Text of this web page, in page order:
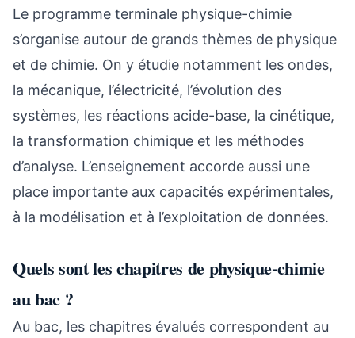
Le programme terminale physique-chimie
s’organise autour de grands thèmes de physique
et de chimie. On y étudie notamment les ondes,
la mécanique, l’électricité, l’évolution des
systèmes, les réactions acide-base, la cinétique,
la transformation chimique et les méthodes
d’analyse. L’enseignement accorde aussi une
place importante aux capacités expérimentales,
à la modélisation et à l’exploitation de données.
Quels sont les chapitres de physique-chimie
au bac ?
Au bac, les chapitres évalués correspondent au